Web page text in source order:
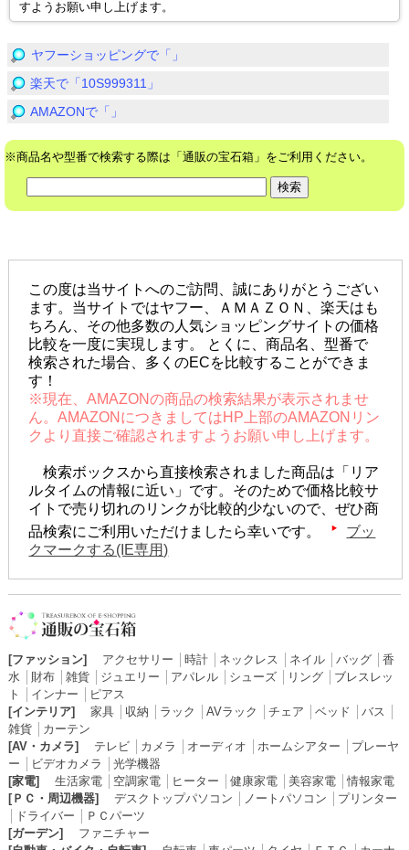
すようお願い申し上げます。
ヤフーショッピングで「」
楽天で「10S999311」
AMAZONで「」
※商品名や型番で検索する際は「通販の宝石箱」をご利用ください。
この度は当サイトへのご訪問、誠にありがとうござい
ます。当サイトではヤフー、ＡＭＡＺＯＮ、楽天はも
ちろん、その他多数の人気ショッピングサイトの価格
比較を一度に実現します。 とくに、商品名、型番で
検索された場合、多くのECを比較することができま
す！
※現在、AMAZONの商品の検索結果が表示されませ
ん。AMAZONにつきましてはHP上部のAMAZONリン
クより直接ご確認されますようお願い申し上げます。
検索ボックスから直接検索されました商品は「リア
ルタイムの情報に近い」です。そのためで価格比較サ
イトで売り切れのリンクが比較的少ないので、ぜひ商
品検索にご利用いただけましたら幸いです。
ブッ
クマークする(IE専用)
[ファッション] アクセサリー 時計│ ネックレス ネイル│ バッグ│ 香
水
財布│ 雑貨│ ジュエリー アパレル│ シューズ│ リング│ ブレスレッ
ト
インナー
ピアス
[インテリア]
家具│ 収納 ラック AVラック チェア ベッド バス
雑貨│ カーテン
[AV・カメラ]
テレビ│ カメラ オーディオ ホームシアター
プレーヤ
ー
ビデオカメラ
光学機器
[家電]
生活家電│ 空調家電│ ヒーター 健康家電│ 美容家電│情報家電
[ＰＣ・周辺機器]
デスクトップパソコン ノートパソコン
プリンター
ドライバー
ＰＣパーツ
[ガーデン]
ファニチャー